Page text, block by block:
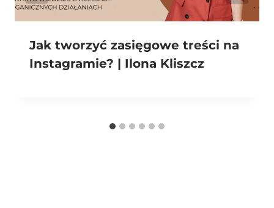
Jak tworzyć zasięgowe treści na
Instagramie? | Ilona Kliszcz